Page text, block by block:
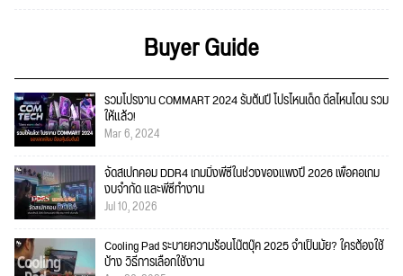
Buyer Guide
รวมโปรงาน COMMART 2024 รับต้นปี โปรไหนเด็ด ดีลไหนโดน รวม
ให้แล้ว!
Mar 6, 2024
จัดสเปกคอม DDR4 เกมมิ่งพีซีในช่วงของแพงปี 2026 เพื่อคอเกม
งบจำกัด และพีซีทำงาน
Jul 10, 2026
Cooling Pad ระบายความร้อนโน๊ตบุ๊ค 2025 จำเป็นมั้ย? ใครต้องใช้
บ้าง วิธีการเลือกใช้งาน